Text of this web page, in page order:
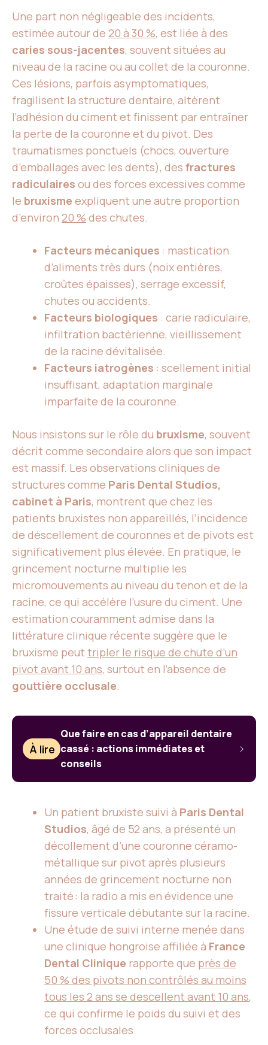
Une part non négligeable des incidents,
estimée autour de 20 à 30 %, est liée à des
caries sous-jacentes, souvent situées au
niveau de la racine ou au collet de la couronne.
Ces lésions, parfois asymptomatiques,
fragilisent la structure dentaire, altèrent
l’adhésion du ciment et finissent par entraîner
la perte de la couronne et du pivot. Des
traumatismes ponctuels (chocs, ouverture
d’emballages avec les dents), des fractures
radiculaires ou des forces excessives comme
le bruxisme expliquent une autre proportion
d’environ 20 % des chutes.
Facteurs mécaniques : mastication
d’aliments très durs (noix entières,
croûtes épaisses), serrage excessif,
chutes ou accidents.
Facteurs biologiques : carie radiculaire,
infiltration bactérienne, vieillissement
de la racine dévitalisée.
Facteurs iatrogènes : scellement initial
insuffisant, adaptation marginale
imparfaite de la couronne.
Nous insistons sur le rôle du bruxisme, souvent
décrit comme secondaire alors que son impact
est massif. Les observations cliniques de
structures comme Paris Dental Studios,
cabinet à Paris, montrent que chez les
patients bruxistes non appareillés, l’incidence
de déscellement de couronnes et de pivots est
significativement plus élevée. En pratique, le
grincement nocturne multiplie les
micromouvements au niveau du tenon et de la
racine, ce qui accélère l’usure du ciment. Une
estimation couramment admise dans la
littérature clinique récente suggère que le
bruxisme peuttripler le risque de chute d’un
pivot avant 10 ans, surtout en l’absence de
gouttière occlusale.
À lire
Que faire en cas d’appareil dentaire
cassé : actions immédiates et
conseils
Un patient bruxiste suivi à Paris Dental
Studios, âgé de 52 ans, a présenté un
décollement d’une couronne céramo-
métallique sur pivot après plusieurs
années de grincement nocturne non
traité : la radio a mis en évidence une
fissure verticale débutante sur la racine.
Une étude de suivi interne menée dans
une clinique hongroise affiliée à France
Dental Clinique rapporte que près de
50 % des pivots non contrôlés au moins
tous les 2 ans se descellent avant 10 ans,
ce qui confirme le poids du suivi et des
forces occlusales.